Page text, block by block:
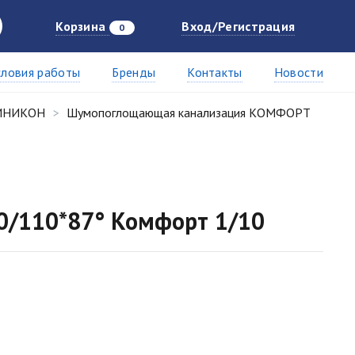
Корзина 0 Вход/Регистрация
работы Бренды Контакты Новости
Шумопоглощающая канализация КОМФОРТ
110*87° Комфорт 1/10